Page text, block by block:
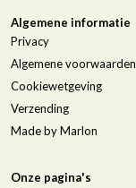
Algemene informatie
Privacy
Algemene voorwaarden
Cookiewetgeving
Verzending
Made by Marlon
Onze pagina's